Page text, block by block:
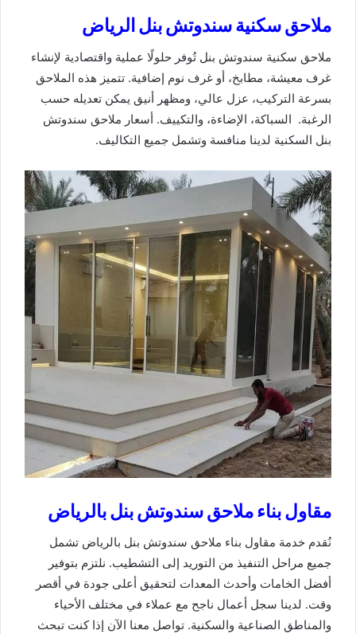
ملاحق سكنية سندوتش بنل الرياض
ملاحق سكنية سندوتش بنل تُوفر حلولًا عملية واقتصادية لإنشاء
غرف معيشة، مطابخ، أو غرف نوم إضافية. تتميز هذه الملاحق
بسرعة التركيب، عزل عالي، ومظهر أنيق يمكن تعديله حسب
الرغبة. السباكة، الإضاءة، والتكييف. أسعار ملاحق سندوتش
بنل السكنية لدينا منافسة وتشمل جميع التكاليف.
مقاول بناء ملاحق سندوتش بنل بالرياض
نُقدم خدمة مقاول بناء ملاحق سندوتش بنل بالرياض تشمل
جميع مراحل التنفيذ من التوريد إلى التشطيب. نلتزم بتوفير
أفضل الخامات وأحدث المعدات لتحقيق أعلى جودة في أقصر
وقت. لدينا سجل أعمال ناجح مع عملاء في مختلف الأحياء
والمناطق الصناعية والسكنية. تواصل معنا الآن إذا كنت تبحث